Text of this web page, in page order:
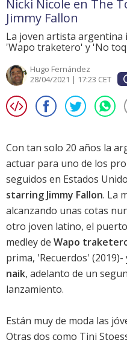
Nicki Nicole en The
Jimmy Fallon
La joven artista
'Wapo traketero' y 'No
Hugo Fernández
28/04/2021 | 17:23 CET
Con tan solo 20 años la
actuar para uno de los
seguidos en Estados
starring Jimmy Fallon. La
alcanzando unas cotas
otro joven latino, el
medley de Wapo
prima, 'Recuerdos' (2019)-
naik, adelanto de un
lanzamiento.
Están muy de moda las
Otras dos como Tini